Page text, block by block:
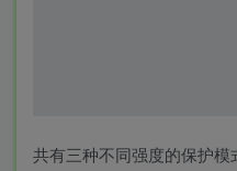
共有三种不同强度的保护